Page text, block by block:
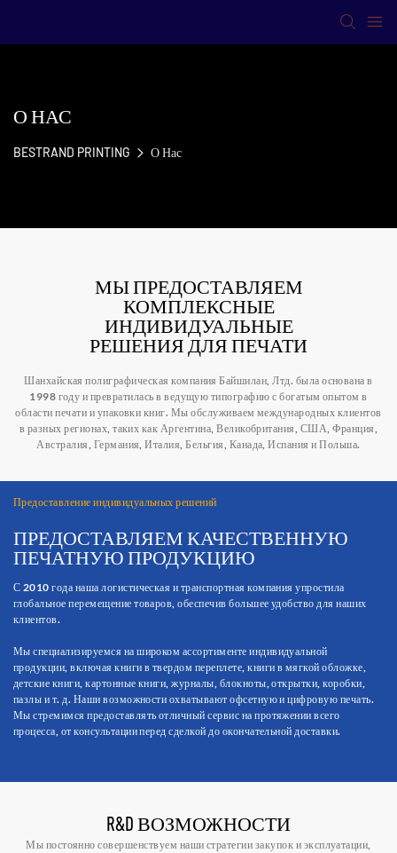
О НАС
BESTRAND PRINTING О Нас
МЫ ПРЕДОСТАВЛЯЕМ
КОМПЛЕКСНЫЕ
ИНДИВИДУАЛЬНЫЕ
РЕШЕНИЯ ДЛЯ ПЕЧАТИ
Шанхайская полиграфическая компания Байшилан, Лтд. была основана в
1998 году и превратилась в ведущую типографию с богатым опытом в
области печати и упаковки книг. Мы обслуживаем международных клиентов
в разных регионах, таких как Аргентина, Великобритания, США, Франция,
Австралия, Германия, Италия, Бельгия, Канада, Испания и Польша.
Предоставление индивидуальных решений
ПРЕДОСТАВЛЯЕМ КАЧЕСТВЕННУЮ
ПЕЧАТНУЮ ПРОДУКЦИЮ
С 2010 года наша логистическая и транспортная компания упростила
глобальное перемещение товаров, обеспечив большее удобство для наших
клиентов.
Мы специализируемся на широком ассортименте индивидуальной
продукции, включая книги в твердом переплете, книги в мягкой обложке,
детские книги, картонные книги, журналы, блокноты, открытки, коробки,
пазлы и т. д. Наши возможности охватывают офсетную и цифровую печать.
Мы стремимся предоставлять отличный сервис на протяжении всего
процесса, от консультации перед сделкой до окончательной доставки.
R&D ВОЗМОЖНОСТИ
Мы постоянно совершенствуем наши стратегии закупок и эксплуатации,